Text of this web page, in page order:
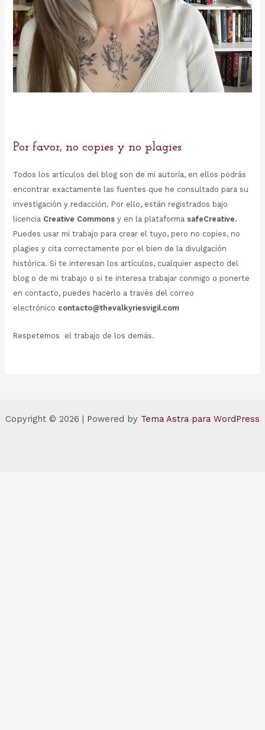
Por favor, no copies y no plagies
Todos los artículos del blog son de mi autoría, en ellos podrás
encontrar exactamente las fuentes que he consultado para su
investigación y redacción. Por ello, están registrados bajo
licencia Creative Commonsy en la plataforma safeCreative.
Puedes usar mi trabajo para crear el tuyo, pero no copies, no
plagies y cita correctamente por el bien de la divulgación
histórica. Si te interesan los artículos, cualquier aspecto del
blog o de mi trabajo o si te interesa trabajar conmigo o ponerte
en contacto, puedes hacerlo a través del correo
electrónico contacto@thevalkyriesvigil.com
Respetemos el trabajo de los demás.
Copyright © 2026 | Powered by Tema Astra para WordPress